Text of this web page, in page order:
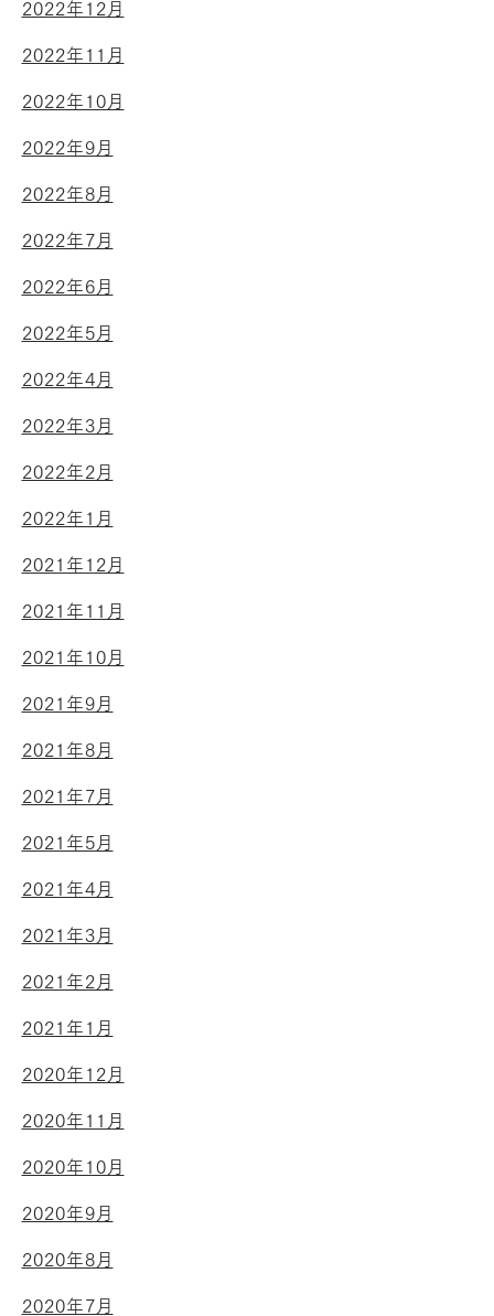
2022年12月
2022年11月
2022年10月
2022年9月
2022年8月
2022年7月
2022年6月
2022年5月
2022年4月
2022年3月
2022年2月
2022年1月
2021年12月
2021年11月
2021年10月
2021年9月
2021年8月
2021年7月
2021年5月
2021年4月
2021年3月
2021年2月
2021年1月
2020年12月
2020年11月
2020年10月
2020年9月
2020年8月
2020年7月